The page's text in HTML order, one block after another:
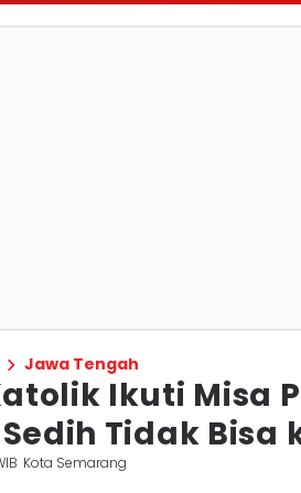
Jawa Tengah
Ikuti Misa
Tidak Bisa
Kota Semarang